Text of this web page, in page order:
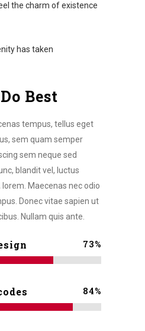
the charm of existence
has taken
Best
tempus, tellus eget
sem quam semper
sem neque sed
blandit vel, luctus
Maecenas nec odio
Donec vitae sapien ut
Nullam quis ante.
73%
84%